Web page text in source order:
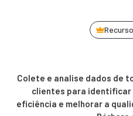
Colete e analise dados de
clientes para identificar
eficiência e melhorar a